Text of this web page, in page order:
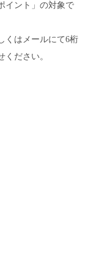
イント」の対象で
くはメールにて6桁
ださい。